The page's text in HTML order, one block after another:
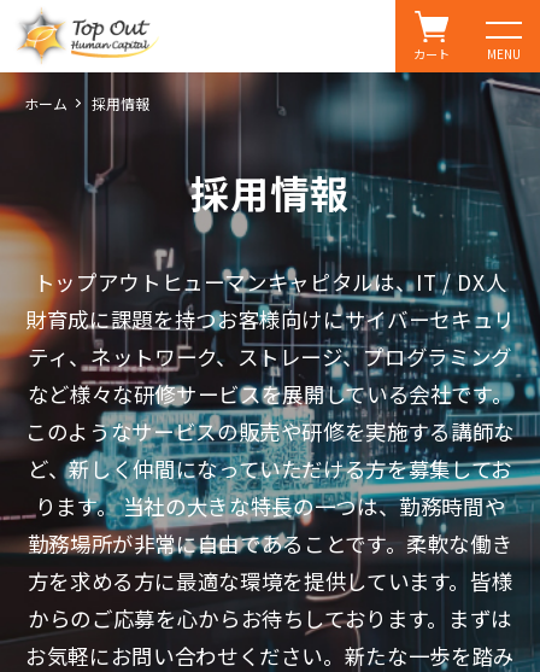
MENU
カート
ホーム 採用情報
採用情報
トップアウトヒューマンキャピタルは、IT / DX人
財育成に課題を持つお客様向けにサイバーセキュリ
ティ、ネットワーク、ストレージ、プログラミング
など様々な研修サービスを展開している会社です。
このようなサービスの販売や研修を実施する講師な
ど、新しく仲間になっていただける方を募集してお
ります。 当社の大きな特長の一つは、勤務時間や
勤務場所が非常に自由であることです。柔軟な働き
方を求める方に最適な環境を提供しています。皆様
からのご応募を心からお待ちしております。まずは
お気軽にお問い合わせください。新たな一歩を踏み